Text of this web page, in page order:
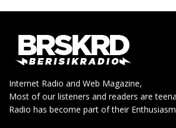
Internet Radio and Web Magazine,
Most of our listeners and readers are
Radio has become part of their